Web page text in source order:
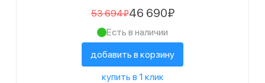
53 694₽46 690₽
Есть в наличии
добавить в корзину
купить в 1 клик